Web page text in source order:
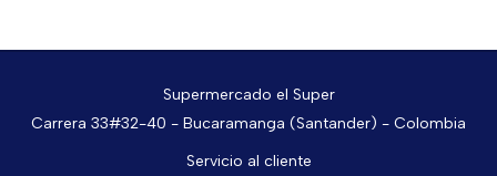
Supermercado el Super
Carrera 33#32-40 - Bucaramanga (Santander) - Colombia
Servicio al cliente